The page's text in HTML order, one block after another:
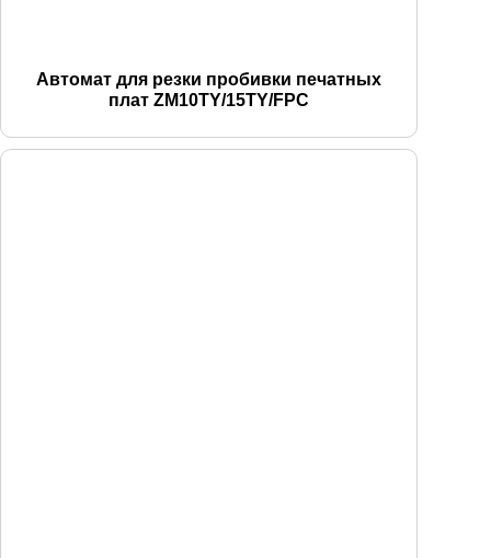
Автомат для резки пробивки печатных
плат ZM10TY/15TY/FPC